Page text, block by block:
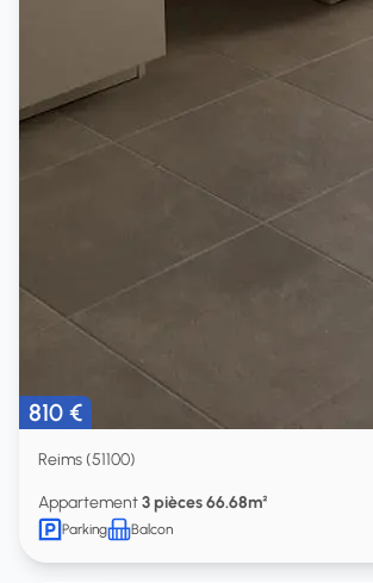
810 €
Reims (51100)
Appartement3 pièces 66.68m²
Parking Balcon